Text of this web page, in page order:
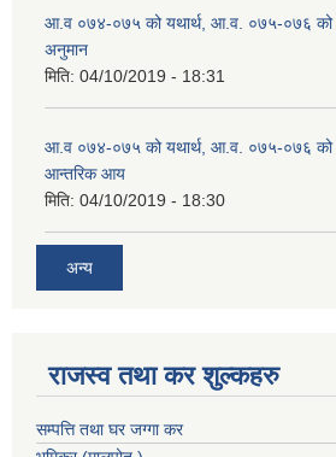
आ.व ०७४-०७५ को यथार्थ, आ.व. ०७५-०७६ को
अनुमान
मिति: 04/10/2019 - 18:31
आ.व ०७४-०७५ को यथार्थ, आ.व. ०७५-०७६ को
आन्तरिक आय
मिति: 04/10/2019 - 18:30
अन्य
राजस्व तथा कर शुल्कहरु
सम्पत्ति तथा घर जग्गा कर